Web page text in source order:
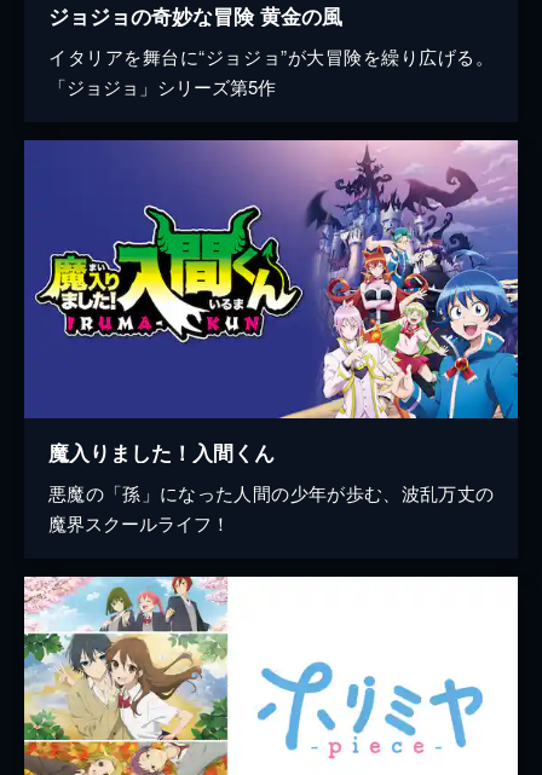
ジョジョの奇妙な冒険 黄金の風
イタリアを舞台に“ジョジョ”が大冒険を繰り広げる。
「ジョジョ」シリーズ第5作
魔入りました！入間くん
悪魔の「孫」になった人間の少年が歩む、波乱万丈の
魔界スクールライフ！